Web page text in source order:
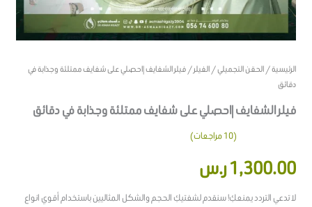
الرئيسية/الحقن التجميلي/الفيلر/ فيلر الشفايف |احصلي على شفايف ممتلئة وجذابة في
دقائق
فيلر الشفايف |احصلي على شفايف ممتلئة وجذابة في دقائق
بـ4.20من
5 بناءً على
عملاء
(
10مراجعات)
1,300.00ر.س
لا تدعي التردد يمنعكِ! سنقدم لشفتيكِ الحجم والشكل المثاليين باستخدام أقوي انواع